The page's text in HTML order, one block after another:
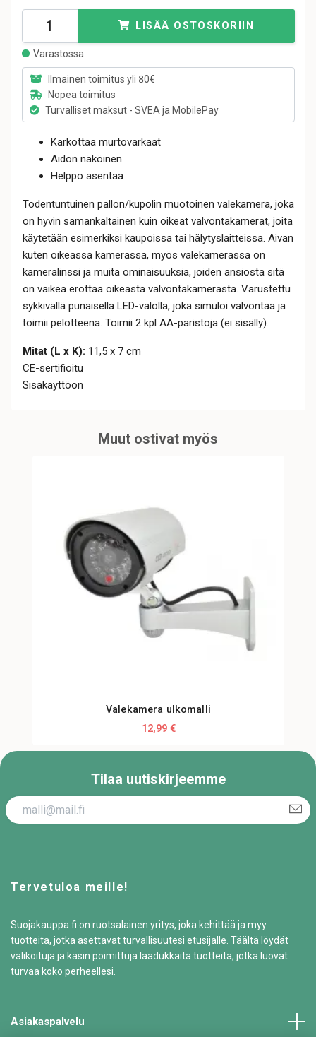
LISÄÄ OSTOSKORIIN
Varastossa
Ilmainen toimitus yli 80€
Nopea toimitus
Turvalliset maksut - SVEA ja MobilePay
Karkottaa murtovarkaat
Aidon näköinen
Helppo asentaa
Todentuntuinen pallon/kupolin muotoinen valekamera, joka
on hyvin samankaltainen kuin oikeat valvontakamerat, joita
käytetään esimerkiksi kaupoissa tai hälytyslaitteissa. Aivan
kuten oikeassa kamerassa, myös valekamerassa on
kameralinssi ja muita ominaisuuksia, joiden ansiosta sitä
on vaikea erottaa oikeasta valvontakamerasta. Varustettu
sykkivällä punaisella LED-valolla, joka simuloi valvontaa ja
toimii pelotteena. Toimii 2 kpl AA-paristoja (ei sisälly).
Mitat (L x K): 11,5 x 7 cm
CE-sertifioitu
Sisäkäyttöön
Muut ostivat myös
Valekamera ulkomalli
12,99 €
Tilaa uutiskirjeemme
Tervetuloa meille!
Suojakauppa.fi on ruotsalainen yritys, joka kehittää ja myy
tuotteita, jotka asettavat turvallisuutesi etusijalle. Täältä löydät
valikoituja ja käsin poimittuja laadukkaita tuotteita, jotka luovat
turvaa koko perheellesi.
Asiakaspalvelu